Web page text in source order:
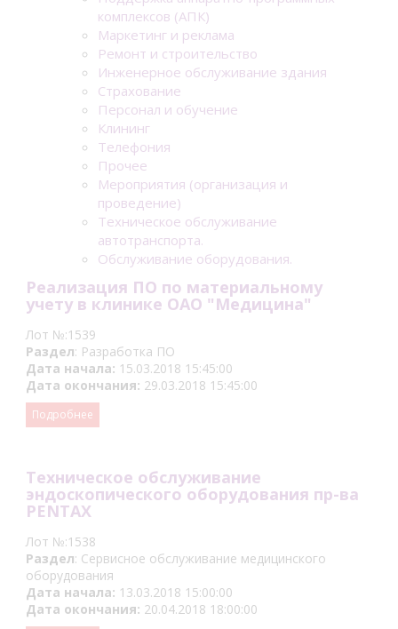
комплексов (АПК)
Маркетинг и реклама
Ремонт и строительство
Инженерное обслуживание здания
Страхование
Персонал и обучение
Клининг
Телефония
Прочее
Мероприятия (организация и
проведение)
Техническое обслуживание
автотранспорта.
Обслуживание оборудования.
Реализация ПО по материальному
учету в клинике ОАО "Медицина"
Лот №:1539
Раздел: Разработка ПО
Дата начала: 15.03.2018 15:45:00
Дата окончания: 29.03.2018 15:45:00
Подробнее
Техническое обслуживание
эндоскопического оборудования пр-ва
PENTAX
Лот №:1538
Раздел: Сервисное обслуживание медицинского
оборудования
Дата начала: 13.03.2018 15:00:00
Дата окончания: 20.04.2018 18:00:00